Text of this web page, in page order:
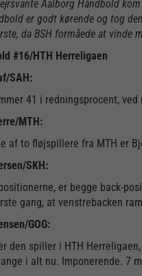
Aalborg Håndbold
er godt kørende og tog
da BSH formåede at vinde
#16/HTH Herreligaen
SAH:
41 i redningsprocent,
MTH:
af to fløjspillere fra MTH er
SKH:
er begge back-
gang, at venstrebacken
GOG:
den spiller i HTH
i alt nu. Imponerende. 7